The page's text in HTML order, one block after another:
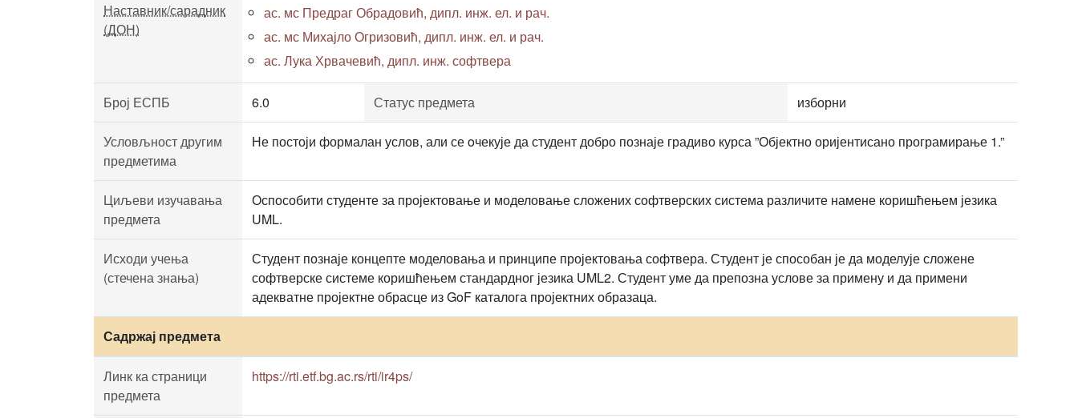
Наставник/сарадник
(ДОН)
ас. мс Предраг Обрадовић, дипл. инж. ел. и рач.
ас. мс Михајло Огризовић, дипл. инж. ел. и рач.
ас. Лука Хрвачевић, дипл. инж. софтвера
Број ЕСПБ 6.0 Статус предмета изборни
Условљност другим
предметима
Не постоји формалан услов, али се oчекује да студент добро познаје градиво курса ”Објектно оријентисано програмирање 1.”
Циљеви изучавања
предмета
Оспособити студенте за пројектовање и моделовање сложених софтверских система различите намене коришћењем језика
UML.
Исходи учења
(стечена знања)
Студент познаје концепте моделовања и принципе пројектовања софтвера. Студент је способан је да моделује сложене
софтверске системе коришћењем стандардног језика UML2. Студент уме да препозна услове за примену и да примени
адекватне пројектне обрасце из GoF каталога пројектних образаца.
Садржај предмета
Линк ка страници
предмета
https://rti.etf.bg.ac.rs/rti/ir4ps/